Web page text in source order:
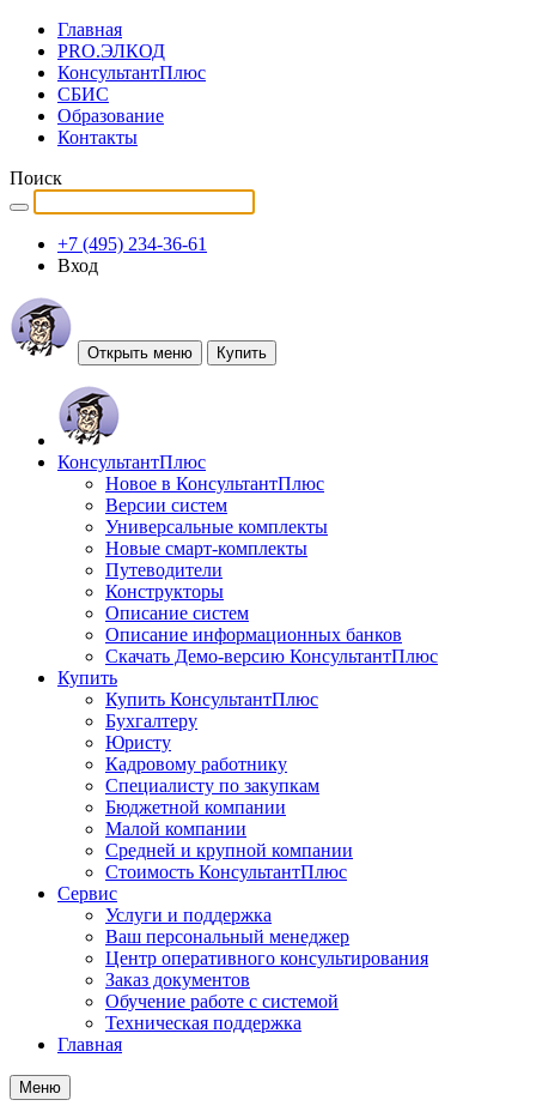
Главная
PRO.ЭЛКОД
КонсультантПлюс
СБИС
Образование
Контакты
Поиск
+7 (495) 234-36-61
Вход
Открыть меню Купить
КонсультантПлюс
Новое в КонсультантПлюс
Версии систем
Универсальные комплекты
Новые смарт-комплекты
Путеводители
Конструкторы
Описание систем
Описание информационных банков
Скачать Демо-версию КонсультантПлюс
Купить
Купить КонсультантПлюс
Бухгалтеру
Юристу
Кадровому работнику
Специалисту по закупкам
Бюджетной компании
Малой компании
Средней и крупной компании
Стоимость КонсультантПлюс
Сервис
Услуги и поддержка
Ваш персональный менеджер
Центр оперативного консультирования
Заказ документов
Обучение работе с системой
Техническая поддержка
Главная
Меню